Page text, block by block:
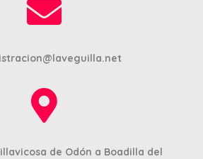


de Odón a Boadilla del